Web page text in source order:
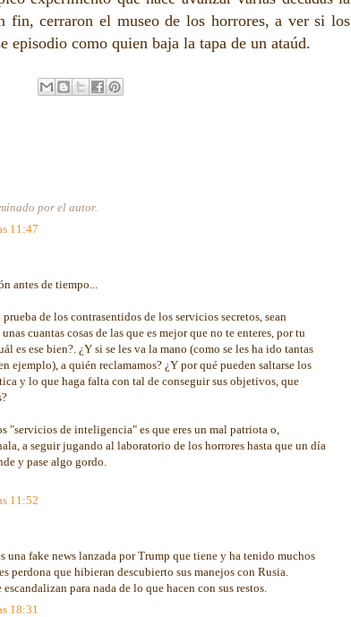
fin, cerraron el museo de los horrores, a ver si los
episodio como quien baja la tapa de un ataúd.
por el autor.
11:47
antes de tiempo...
prueba de los contrasentidos de los servicios secretos, sean
cuantas cosas de las que es mejor que no te enteres, por tu
es ese bien?. ¿Y si se les va la mano (como se les ha ido tantas
ejemplo), a quién reclamamos? ¿Y por qué pueden saltarse los
y lo que haga falta con tal de conseguir sus objetivos, que
"servicios de inteligencia" es que eres un mal patriota o,
a seguir jugando al laboratorio de los horrores hasta que un día
y pase algo gordo.
11:52
una fake news lanzada por Trump que tiene y ha tenido muchos
perdona que hibieran descubierto sus manejos con Rusia.
para nada de lo que hacen con sus restos.
18:31